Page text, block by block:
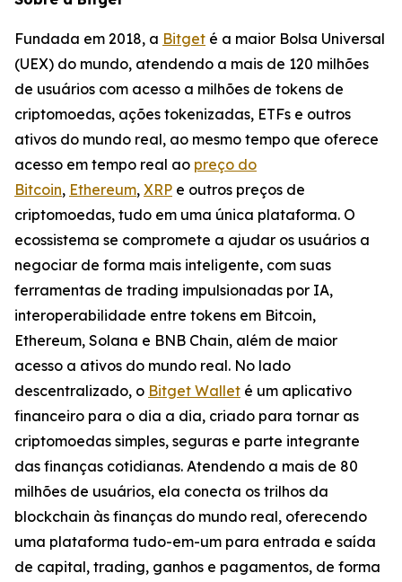
Fundada em 2018, a Bitget é a maior Bolsa Universal
(UEX) do mundo, atendendo a mais de 120 milhões
de usuários com acesso a milhões de tokens de
criptomoedas, ações tokenizadas, ETFs e outros
ativos do mundo real, ao mesmo tempo que oferece
acesso em tempo real ao preço do
Bitcoin, Ethereum, XRP e outros preços de
criptomoedas, tudo em uma única plataforma. O
ecossistema se compromete a ajudar os usuários a
negociar de forma mais inteligente, com suas
ferramentas de trading impulsionadas por IA,
interoperabilidade entre tokens em Bitcoin,
Ethereum, Solana e BNB Chain, além de maior
acesso a ativos do mundo real. No lado
descentralizado, o Bitget Wallet é um aplicativo
financeiro para o dia a dia, criado para tornar as
criptomoedas simples, seguras e parte integrante
das finanças cotidianas. Atendendo a mais de 80
milhões de usuários, ela conecta os trilhos da
blockchain às finanças do mundo real, oferecendo
uma plataforma tudo-em-um para entrada e saída
de capital, trading, ganhos e pagamentos, de forma